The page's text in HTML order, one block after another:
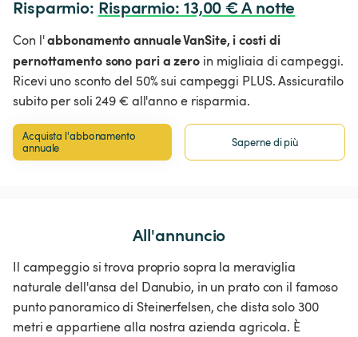
Risparmio: Risparmio: 13,00 € A notte
Con l'abbonamento annuale VanSite, i costi di
pernottamento sono pari a zero in migliaia di campeggi.
Ricevi uno sconto del 50% sui campeggi PLUS. Assicuratilo
subito per soli 249 € all'anno e risparmia.
Acquista l'abbonamento
annuale
Saperne di più
All'annuncio
Il campeggio si trova proprio sopra la meraviglia
naturale dell'ansa del Danubio, in un prato con il famoso
punto panoramico di Steinerfelsen, che dista solo 300
metri e appartiene alla nostra azienda agricola. È